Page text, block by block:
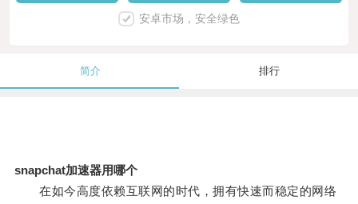
安卓市场，安全绿色
简介 排行
snapchat加速器用哪个
在如今高度依赖互联网的时代，拥有快速而稳定的网络